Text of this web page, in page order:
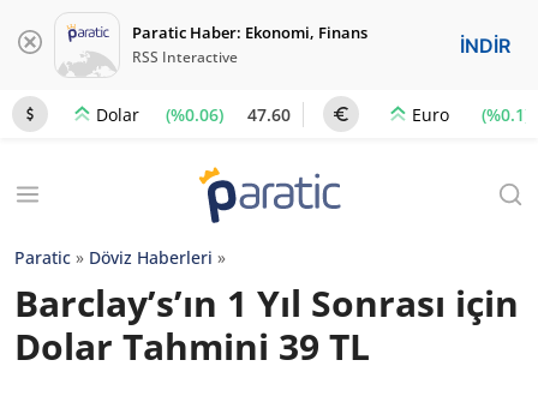
Paratic Haber: Ekonomi, Finans
RSS Interactive İNDİR
Dolar (%0.06) 47.60 Euro (%0.1)
Paratic » Döviz Haberleri »
Barclay’s’ın 1 Yıl Sonrası için
Dolar Tahmini 39 TL